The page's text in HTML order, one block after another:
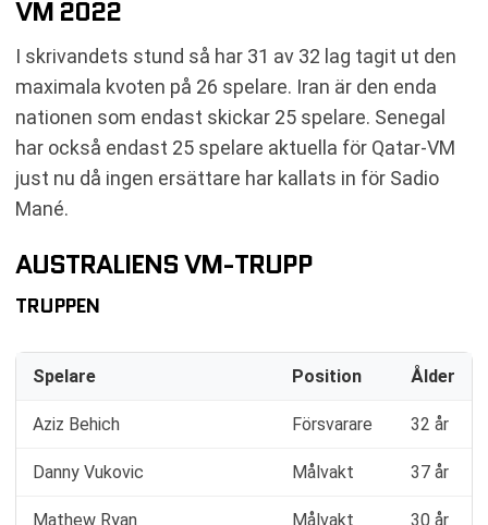
VM 2022
I skrivandets stund så har 31 av 32 lag tagit ut den
maximala kvoten på 26 spelare. Iran är den enda
nationen som endast skickar 25 spelare. Senegal
har också endast 25 spelare aktuella för Qatar-VM
just nu då ingen ersättare har kallats in för Sadio
Mané.
AUSTRALIENS VM-TRUPP
TRUPPEN
Spelare Position Ålder
Aziz Behich Försvarare 32 år
Danny Vukovic Målvakt 37 år
Mathew Ryan Målvakt 30 år